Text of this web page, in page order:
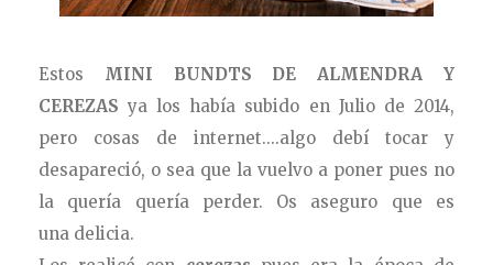
Estos
MINI BUNDTS DE ALMENDRA Y
CEREZAS ya los había subido en Julio de 2014,
pero cosas de internet....algo debí tocar y
desapareció, o sea que la vuelvo a poner pues no
la quería quería perder. Os aseguro que es
una delicia.